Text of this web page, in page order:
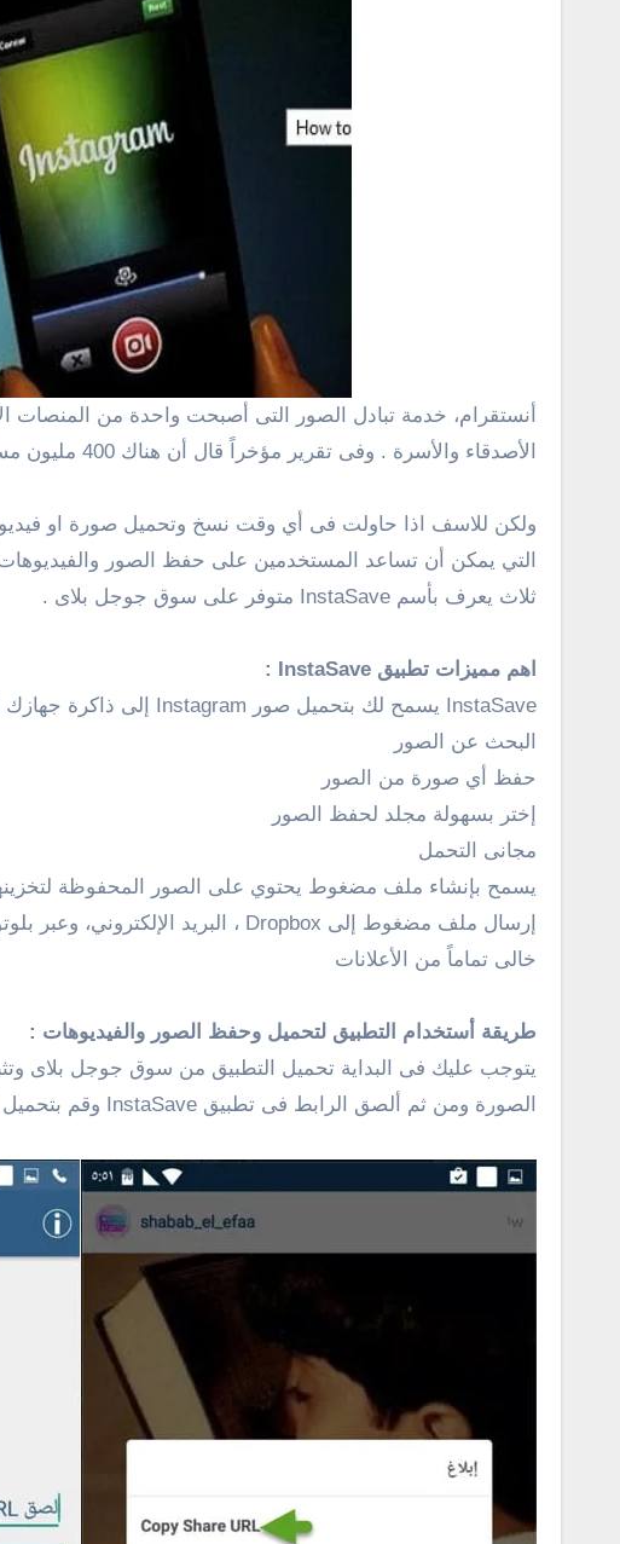
أنستقرام، خدمة تبادل الصور التى أصبحت واحدة من المنصات
الأصدقاء والأسرة . وفى تقرير مؤخراً قال أن هناك 400 مليون
ولكن للاسف اذا حاولت فى أي وقت نسخ وتحميل صورة او
التي يمكن أن تساعد المستخدمين على حفظ الصور
ثلاث يعرف بأسم InstaSave متوفر على سوق جوجل بلاى .
اهم مميزات تطبيق InstaSave :
InstaSave يسمح لك بتحميل صور Instagram إلى ذاكرة جهازك الخاص بك، مما يسمح لك أن تراهم في أي زمان وأي مكان.
البحث عن الصور
حفظ أي صورة من الصور
إختر بسهولة مجلد لحفظ الصور
مجانى التحمل
يسمح بإنشاء ملف مضغوط يحتوي على الصور المحفوظة
إرسال ملف مضغوط إلى Dropbox ، البريد الإلكتروني، وعبر بلوتوث، وغيرها
خالى تماماً من الأعلانات
طريقة أستخدام التطبيق لتحميل وحفظ الصور والفيديوهات :
يتوجب عليك فى البداية تحميل التطبيق من سوق جوجل بلاى
الصورة ومن ثم ألصق الرابط فى تطبيق InstaSave وقم بتحميل الصورة بكل سهولة .